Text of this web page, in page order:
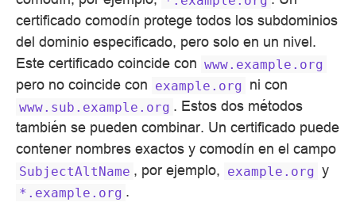
certificado comodín protege todos los subdominios
del dominio especificado, pero solo en un nivel.
Este certificado coincide con www.example.org
pero no coincide con example.org ni con
www.sub.example.org . Estos dos métodos
también se pueden combinar. Un certificado puede
contener nombres exactos y comodín en el campo
SubjectAltName , por ejemplo, example.org y
*.example.org .